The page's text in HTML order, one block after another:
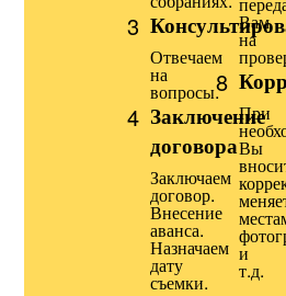
3
Отвечаем
на
вопросы.
4 Заключение
договора
Заключаем
договор.
Внесение
аванса.
Назначаем
дату
съемки.
Вам
на
8
При
Вы
и
т.д.